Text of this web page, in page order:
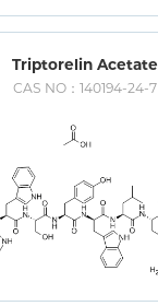
Triptorelin Acetate
CAS NO：140194-24-7